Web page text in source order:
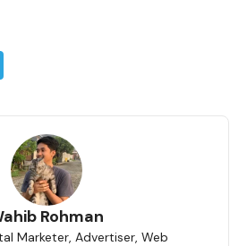
e
gr
a
m Rohman
Marketer, Advertiser, Web